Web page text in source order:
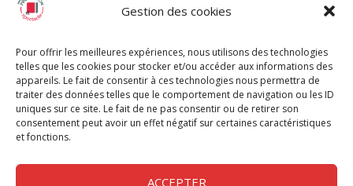
Gestion des cookies
Pour offrir les meilleures expériences, nous utilisons des technologies
telles que les cookies pour stocker et/ou accéder aux informations des
appareils. Le fait de consentir à ces technologies nous permettra de
traiter des données telles que le comportement de navigation ou les ID
uniques sur ce site. Le fait de ne pas consentir ou de retirer son
consentement peut avoir un effet négatif sur certaines caractéristiques
et fonctions.
ACCEPTER
Chèque Intermittents
Chèque Compta
Chèque Emploi Spectacle
G-Pods
Profession Audio-visuel